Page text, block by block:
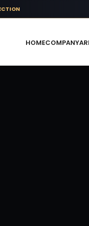
HOMECOMPANY